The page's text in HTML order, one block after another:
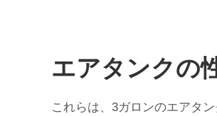
エアタンクの
これらは、3ガロンのエアタ